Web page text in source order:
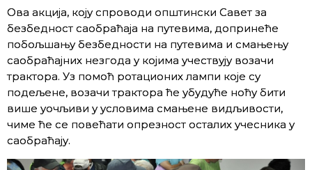
Ова акција, коју спроводи општински Савет за
безбедност саобраћаја на путевима, допринеће
побољшању безбедности на путевима и смањењу
саобраћајних незгода у којима учествују возачи
трактора. Уз помоћ ротационих лампи које су
подељене, возачи трактора ће убудуће ноћу бити
више уочљиви у условима смањене видљивости,
чиме ће се повећати опрезност осталих учесника у
саобраћају.